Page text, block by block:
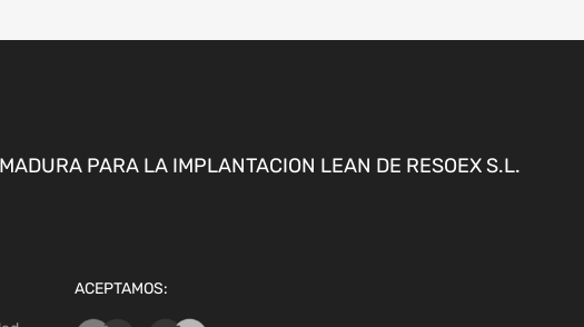
PARA LA IMPLANTACION LEAN DE RESOEX S.L.
ACEPTAMOS: